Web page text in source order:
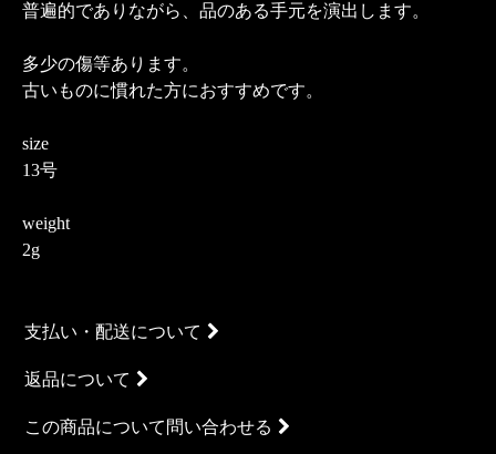
普遍的でありながら、品のある手元を演出します。
多少の傷等あります。
古いものに慣れた方におすすめです。
size
13号
weight
2g
支払い・配送について
返品について
この商品について問い合わせる